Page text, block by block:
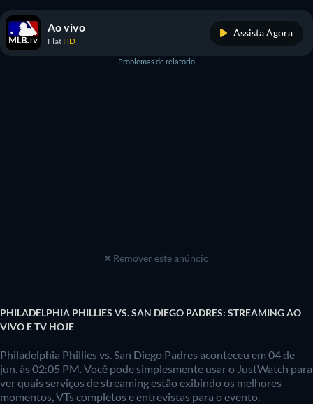
Ao vivo
Flat HD
Assista Agora
Problemas de relatório
Remover este anúncio
PHILADELPHIA PHILLIES VS. SAN DIEGO PADRES: STREAMING AO
VIVO E TV HOJE
Philadelphia Phillies vs. San Diego Padres aconteceu em 04 de
jun. às 02:05 PM. Você pode simplesmente usar o JustWatch para
ver quais serviços de streaming estão exibindo os melhores
momentos, VTs completos e entrevistas para o evento.